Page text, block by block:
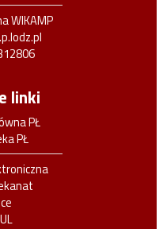
WIKAMP
linki
PŁ
PŁ